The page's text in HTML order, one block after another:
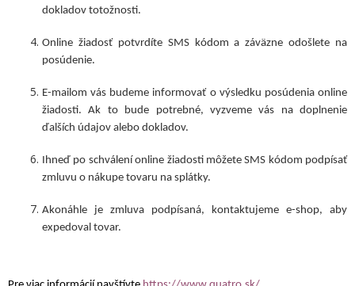
dokladov totožnosti.
Online žiadosť potvrdíte SMS kódom a záväzne odošlete na
posúdenie.
E-mailom vás budeme informovať o výsledku posúdenia online
žiadosti. Ak to bude potrebné, vyzveme vás na doplnenie
ďalších údajov alebo dokladov.
Ihneď po schválení online žiadosti môžete SMS kódom podpísať
zmluvu o nákupe tovaru na splátky.
Akonáhle je zmluva podpísaná, kontaktujeme e-shop, aby
expedoval tovar.